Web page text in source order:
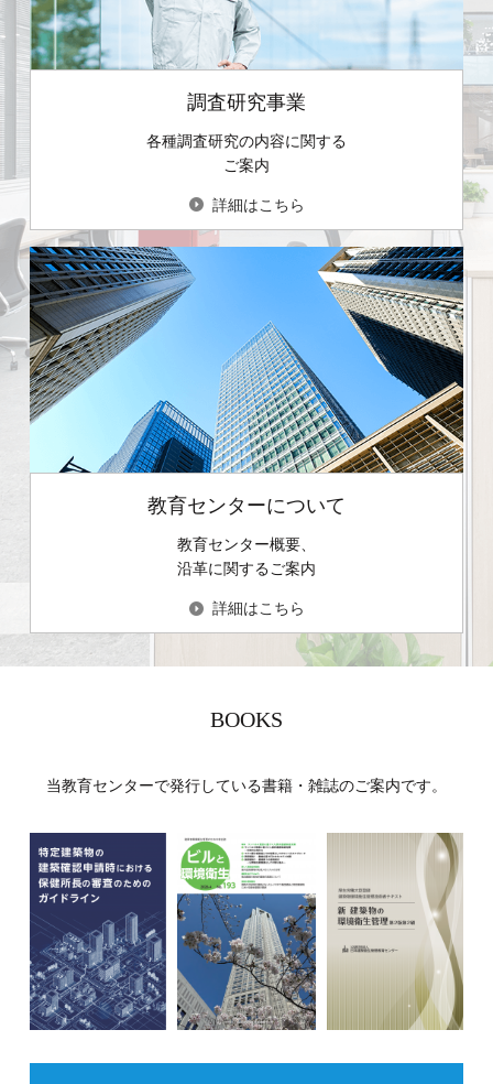
調査研究事業
各種調査研究の内容に関する
ご案内
詳細はこちら
教育センターについて
教育センター概要、
沿革に関するご案内
詳細はこちら
BOOKS
当教育センターで発行している書籍・雑誌のご案内です。